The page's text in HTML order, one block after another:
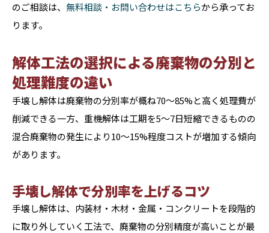
のご相談は、 無料相談・お問い合わせはこちらから承ってお
ります。
解体工法の選択による廃棄物の分別と
処理難度の違い
手壊し解体は廃棄物の分別率が概ね70〜85%と高く処理費が
削減できる一方、重機解体は工期を5〜7日短縮できるものの
混合廃棄物の発生により10〜15%程度コストが増加する傾向
があります。
手壊し解体で分別率を上げるコツ
手壊し解体は、内装材・木材・金属・コンクリートを段階的
に取り外していく工法で、廃棄物の分別精度が高いことが最